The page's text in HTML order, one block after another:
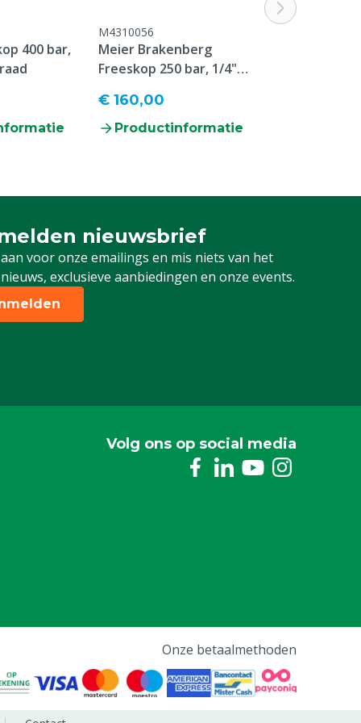
400 bar,
M4310056
Meier Brakenberg
Freeskop 250 bar, 1/4"
€ 160,00
Productinformatie
nieuwsbrief
voor onze emailings en mis niets van het
exclusieve aanbiedingen en onze events.
aan voor onze nieuwsbrief
Volg ons op social media
Onze betaalmethoden